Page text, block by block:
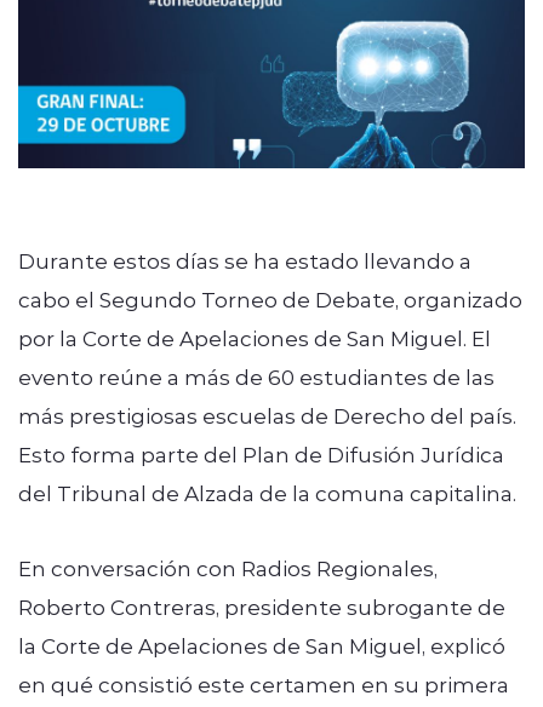
Durante estos días se ha estado llevando a
cabo el Segundo Torneo de Debate, organizado
por la Corte de Apelaciones de San Miguel. El
evento reúne a más de 60 estudiantes de las
más prestigiosas escuelas de Derecho del país.
Esto forma parte del Plan de Difusión Jurídica
del Tribunal de Alzada de la comuna capitalina.
En conversación con Radios Regionales,
Roberto Contreras, presidente subrogante de
la Corte de Apelaciones de San Miguel, explicó
en qué consistió este certamen en su primera